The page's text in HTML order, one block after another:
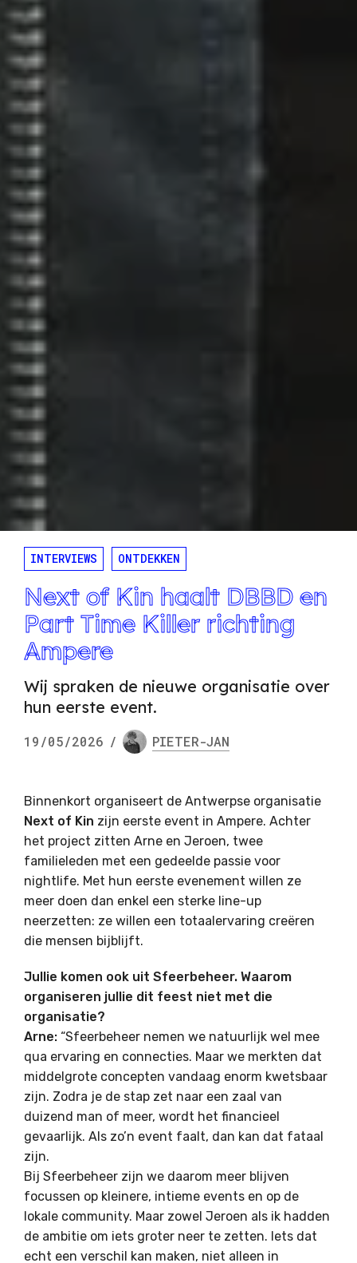
INTERVIEWS ONTDEKKEN
Next of Kin haalt DBBD en
Part Time Killer richting
Ampere
Wij spraken de nieuwe organisatie over
hun eerste event.
19/05/2026 / PIETER-JAN
Binnenkort organiseert de Antwerpse organisatie
Next of Kin zijn eerste event in Ampere. Achter
het project zitten Arne en Jeroen, twee
familieleden met een gedeelde passie voor
nightlife. Met hun eerste evenement willen ze
meer doen dan enkel een sterke line-up
neerzetten: ze willen een totaalervaring creëren
die mensen bijblijft.
Jullie komen ook uit Sfeerbeheer. Waarom
organiseren jullie dit feest niet met die
organisatie?
Arne: “Sfeerbeheer nemen we natuurlijk wel mee
qua ervaring en connecties. Maar we merkten dat
middelgrote concepten vandaag enorm kwetsbaar
zijn. Zodra je de stap zet naar een zaal van
duizend man of meer, wordt het financieel
gevaarlijk. Als zo’n event faalt, dan kan dat fataal
zijn.
Bij Sfeerbeheer zijn we daarom meer blijven
focussen op kleinere, intieme events en op de
lokale community. Maar zowel Jeroen als ik hadden
de ambitie om iets groter neer te zetten. Iets dat
echt een verschil kan maken, niet alleen in